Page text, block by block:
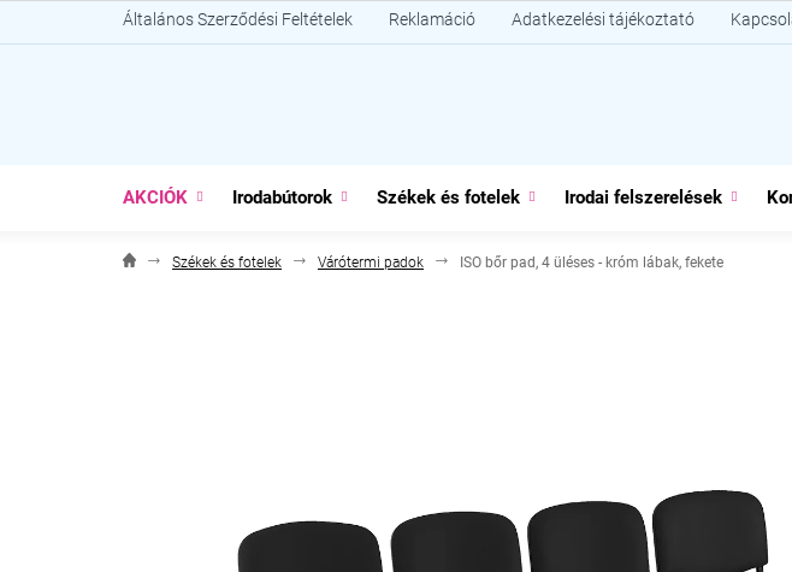
a
Általános Szerződési Feltételek Reklamáció Adatkezelési tájékoztató
AKCIÓK Irodabútorok Székek és fotelek Irodai felszerelések
Székek és fotelek Várótermi padok ISO bőr pad, 4 üléses - króm lábak, fekete